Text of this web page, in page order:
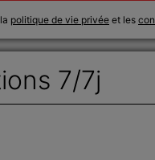
politique de vie privée et les
7/7j